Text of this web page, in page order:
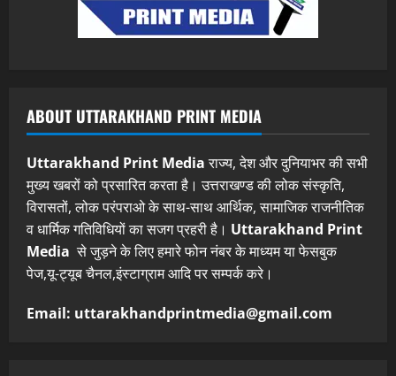
ABOUT UTTARAKHAND PRINT MEDIA
Uttarakhand Print Mediaराज्य, देश और दुनियाभर की सभी
मुख्य खबरों को प्रसारित करता है। उत्तराखण्ड की लोक संस्कृति,
विरासतों, लोक परंपराओ के साथ-साथ आर्थिक, सामाजिक राजनीतिक
व धार्मिक गतिविधियों का सजग प्रहरी है। Uttarakhand Print
Media से जुड़ने के लिए हमारे फोन नंबर के माध्यम या फेसबुक
पेज,यू-ट्यूब चैनल,इंस्टाग्राम आदि पर सम्पर्क करे।
Email: uttarakhandprintmedia@gmail.com